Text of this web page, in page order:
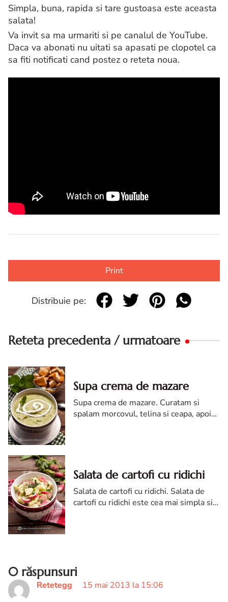
Simpla, buna, rapida si tare gustoasa este aceasta
salata!
Va invit sa ma urmariti si pe canalul de YouTube.
Daca va abonati nu uitati sa apasati pe clopotel ca
sa fiti notificati cand postez o reteta noua.
Print
Distribuie pe:
Reteta precedenta / urmatoare
Supa crema de mazare
Supa crema de mazare. Curatam si
spalam morcovul, telina si ceapa, apoi
Salata de cartofi cu ridichi
Salata de cartofi cu ridichi. Salata de
cartofi cu ridichi este cea mai simpla si
0 răspunsuri
Retetegg 15 mai 2013 la 15:06